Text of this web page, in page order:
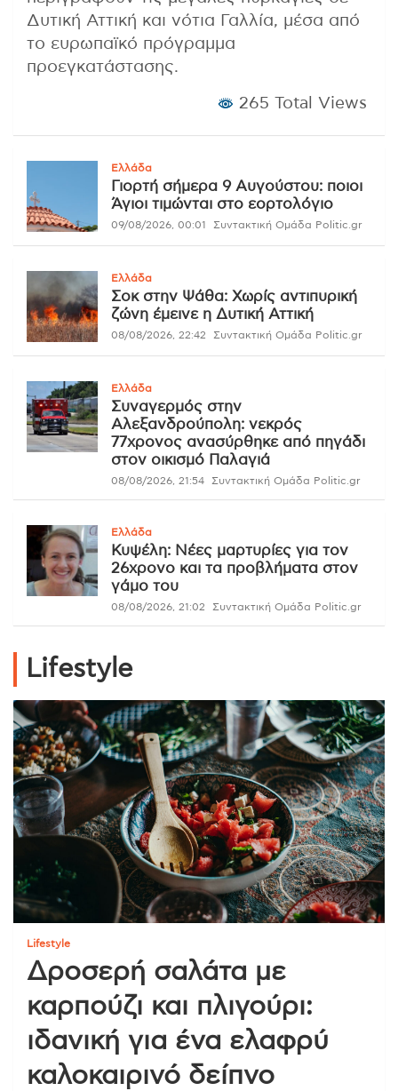
Δυτική Αττική και νότια Γαλλία, μέσα από
το ευρωπαϊκό πρόγραμμα
προεγκατάστασης.
265 Total Views
Ελλάδα
Γιορτή σήμερα 9 Αυγούστου: ποιοι
Άγιοι τιμώνται στο εορτολόγιο
09/08/2026, 00:01 Συντακτική Ομάδα Politic.gr
Ελλάδα
Σοκ στην Ψάθα: Χωρίς αντιπυρική
ζώνη έμεινε η Δυτική Αττική
08/08/2026, 22:42 Συντακτική Ομάδα Politic.gr
Ελλάδα
Συναγερμός στην
Αλεξανδρούπολη: νεκρός
77χρονος ανασύρθηκε από πηγάδι
στον οικισμό Παλαγιά
08/08/2026, 21:54 Συντακτική Ομάδα Politic.gr
Ελλάδα
Κυψέλη: Νέες μαρτυρίες για τον
26χρονο και τα προβλήματα στον
γάμο του
08/08/2026, 21:02 Συντακτική Ομάδα Politic.gr
Lifestyle
Lifestyle
Δροσερή σαλάτα με
καρπούζι και πλιγούρι:
ιδανική για ένα ελαφρύ
καλοκαιρινό δείπνο